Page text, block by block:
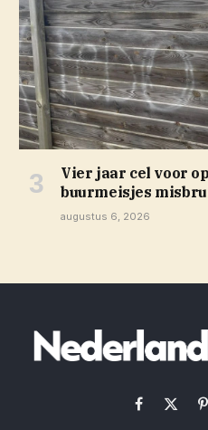
Vier jaar cel voor
buurmeisjes
augustus 6, 2026
Facebook
X